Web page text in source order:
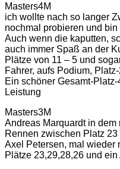
Masters4M
ich wollte nach so langer
nochmal probieren und
Auch wenn die kaputten,
auch immer Spaß an der
Plätze von 11 – 5 und
Fahrer, aufs Podium, Platz-
Ein schöner Gesamt-
Leistung
Masters3M
Andreas Marquardt in
Rennen zwischen Platz
Axel Petersen, mal wieder
Plätze 23,29,28,26 und